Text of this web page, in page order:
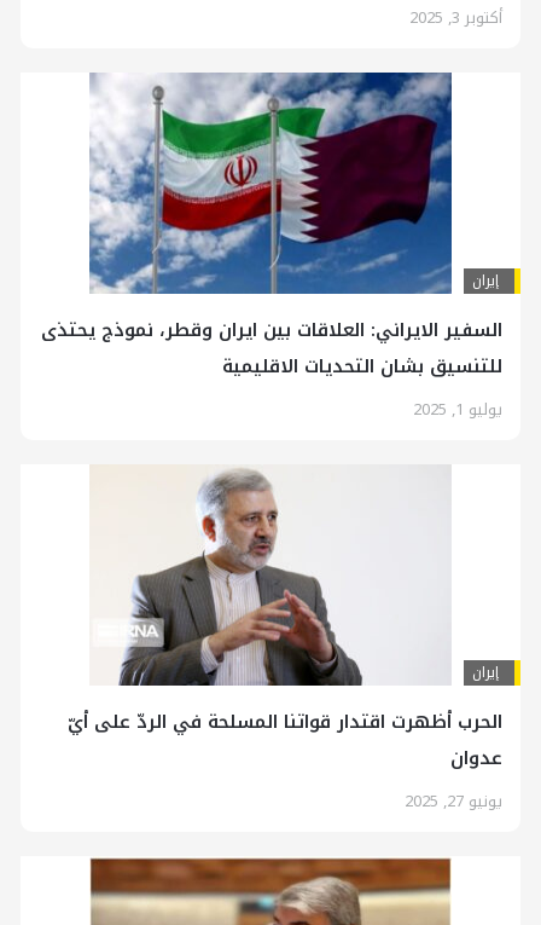
أكتوبر 3, 2025
إيران
السفير الايراني: العلاقات بين ايران وقطر، نموذج يحتذى
للتنسيق بشان التحديات الاقليمية
يوليو 1, 2025
إيران
الحرب أظهرت اقتدار قواتنا المسلحة في الردّ على أيّ
عدوان
يونيو 27, 2025